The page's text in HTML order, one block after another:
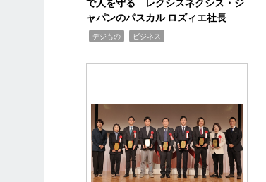
ャパンのパスカル ロズィエ社長
デジもの ビジネス